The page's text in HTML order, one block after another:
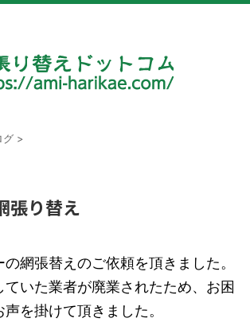
グ >
張り替え
網張替えのご依頼を頂きました。
いた業者が廃業されたため、お困
を掛けて頂きました。